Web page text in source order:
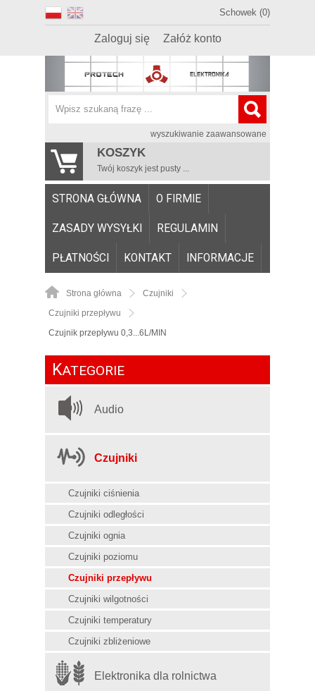
Schowek (0)
Zaloguj się Załóż konto
wyszukiwanie zaawansowane
KOSZYK
Twój koszyk jest pusty ...
STRONA GŁÓWNA O FIRMIE
ZASADY WYSYŁKI REGULAMIN
PŁATNOŚCI KONTAKT INFORMACJE
Strona główna
Czujniki
Czujniki przepływu
Czujnik przepływu 0,3...6L/MIN
KATEGORIE
Audio
Czujniki
Czujniki ciśnienia
Czujniki odległości
Czujniki ognia
Czujniki poziomu
Czujniki przepływu
Czujniki wilgotności
Czujniki temperatury
Czujniki zbliżeniowe
Elektronika dla rolnictwa